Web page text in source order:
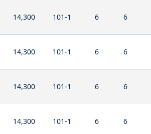
14,300 101-1 6 6
14,300 101-1 6 6
14,300 101-1 6 6
14,300 101-1 6 6